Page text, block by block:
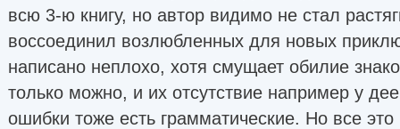
всю 3-ю книгу, но автор видимо не стал
воссоединил возлюбленных для новых
написано неплохо, хотя смущает обилие
только можно, и их отсутствие например у
ошибки тоже есть грамматические. Но все